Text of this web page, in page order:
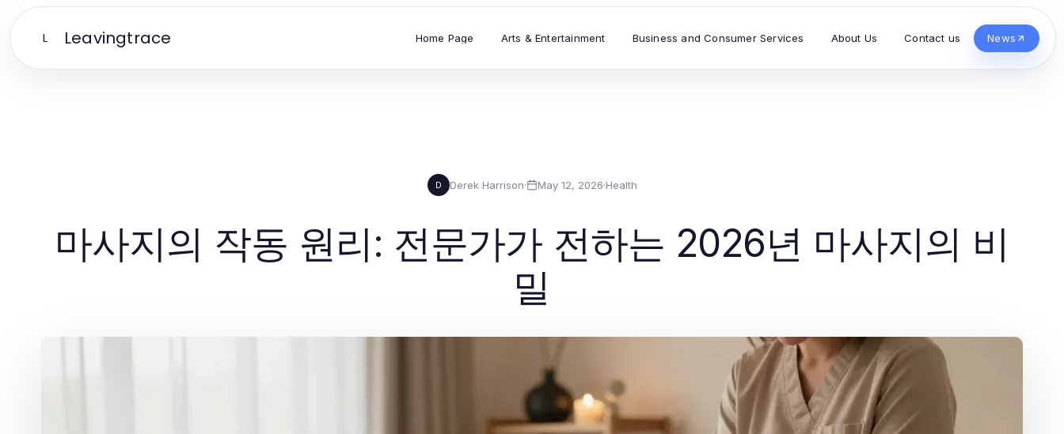
L Leavingtrace Home Page Arts & Entertainment Business and Consumer Services About Us Contact us News
D Derek Harrison· May 12, 2026·Health
마사지의 작동 원리: 전문가가 전하는 2026년 마사지의 비
밀